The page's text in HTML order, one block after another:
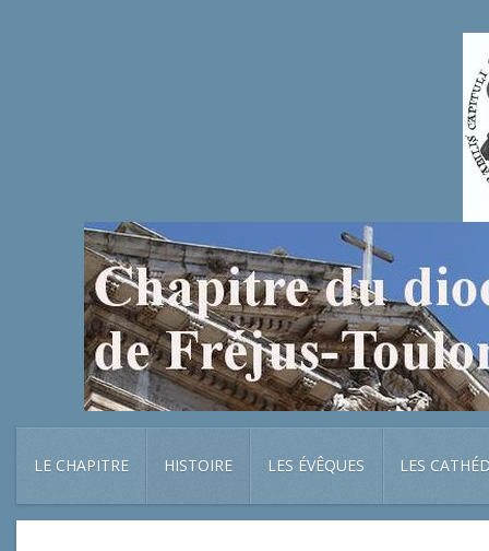
LE CHAPITRE HISTOIRE LES ÉVÊQUES LES